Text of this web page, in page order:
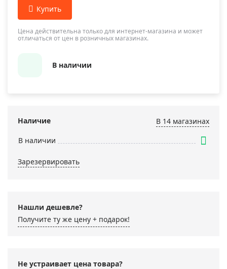
Цена действительна только для интернет-магазина и может
отличаться от цен в розничных магазинах.
В наличии
Наличие
В 14 магазинах
В наличии
Зарезервировать
Нашли дешевле?
Получите ту же цену + подарок!
Не устраивает цена товара?